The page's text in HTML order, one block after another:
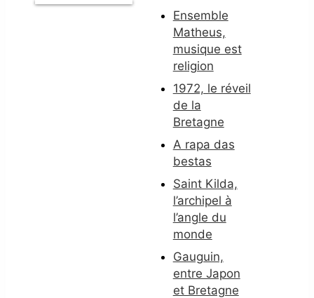
Ensemble
Matheus,
musique est
religion
1972, le réveil
de la
Bretagne
A rapa das
bestas
Saint Kilda,
l’archipel à
l’angle du
monde
Gauguin,
entre Japon
et Bretagne